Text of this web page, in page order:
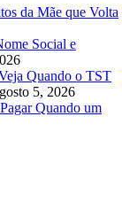
da Mãe que Volta
Social e
Quando o TST
5, 2026
Quando um